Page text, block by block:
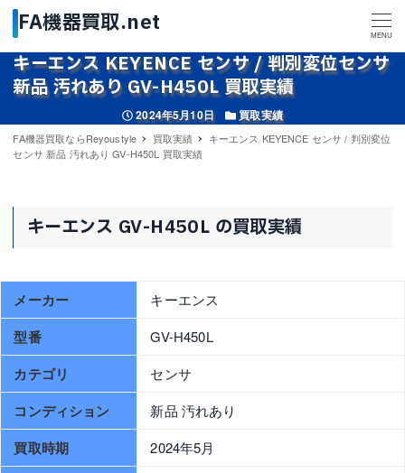
MENU
キーエンス KEYENCE センサ / 判別変位センサ
新品 汚れあり GV-H450L 買取実績
投稿日
2024年5月10日 カテゴリー
買取実績
FA機器買取ならReyoustyle 買取実績
キーエンス KEYENCE センサ / 判別変位
センサ 新品 汚れあり GV-H450L 買取実績
キーエンス GV-H450L の買取実績
メーカー キーエンス
型番 GV-H450L
カテゴリ センサ
コンディション 新品 汚れあり
買取時期 2024年5月